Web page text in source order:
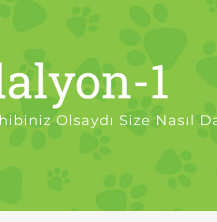
1
Olsaydı Size Nasıl